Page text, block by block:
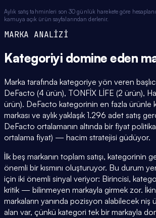
Aylık satış tahminleri son 30 günlük harekete göre
kamuya açık ürün sayfalarından derlenir.
MARKA ANALİZİ
Kategoriyi domine eden
Marka tarafında kategoriye yön veren
DeFacto (4 ürün), TONFİX LİFE (2 ürün),
ürün). DeFacto kategorinin en fazla ürünle
markası ve aylık yaklaşık 1.296 adet satış
DeFacto ortalamanın altında bir fiyat
ortalama fiyat) — hacim stratejisi güdüyor.
İlk beş markanın toplam satışı, kategorinin
önemli bir kısmını oluşturuyor. Bu durum
için iki önemli sinyal veriyor: Birincisi,
kritik — bilinmeyen markayla girmek zor.
markaların yanında pozisyon alabilecek niş
alan var, çünkü kategori tek bir markayla